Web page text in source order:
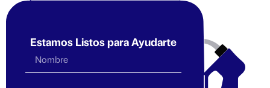
Estamos Listos para Ayudarte